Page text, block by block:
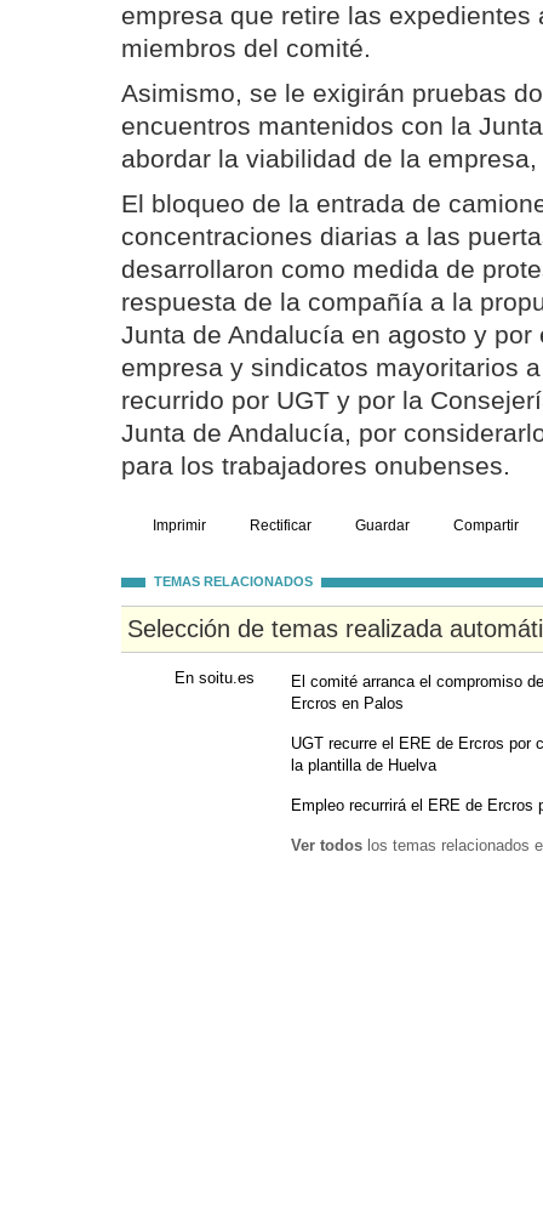
empresa que retire las expedientes
miembros del comité.
Asimismo, se le exigirán pruebas
encuentros mantenidos con la
abordar la viabilidad de la
El bloqueo de la entrada de
concentraciones diarias a las
desarrollaron como medida de
respuesta de la compañía a la
Junta de Andalucía en agosto y por
empresa y sindicatos mayoritarios
recurrido por UGT y por la
Junta de Andalucía, por
para los trabajadores onubenses.
Imprimir Rectificar Guardar Compartir
TEMAS RELACIONADOS
Selección de temas realizada
En soitu.es
El comité arranca el compromiso
Ercros en Palos
UGT recurre el ERE de Ercros por
la plantilla de Huelva
Empleo recurrirá el ERE de Ercros
Ver todos los temas relacionados